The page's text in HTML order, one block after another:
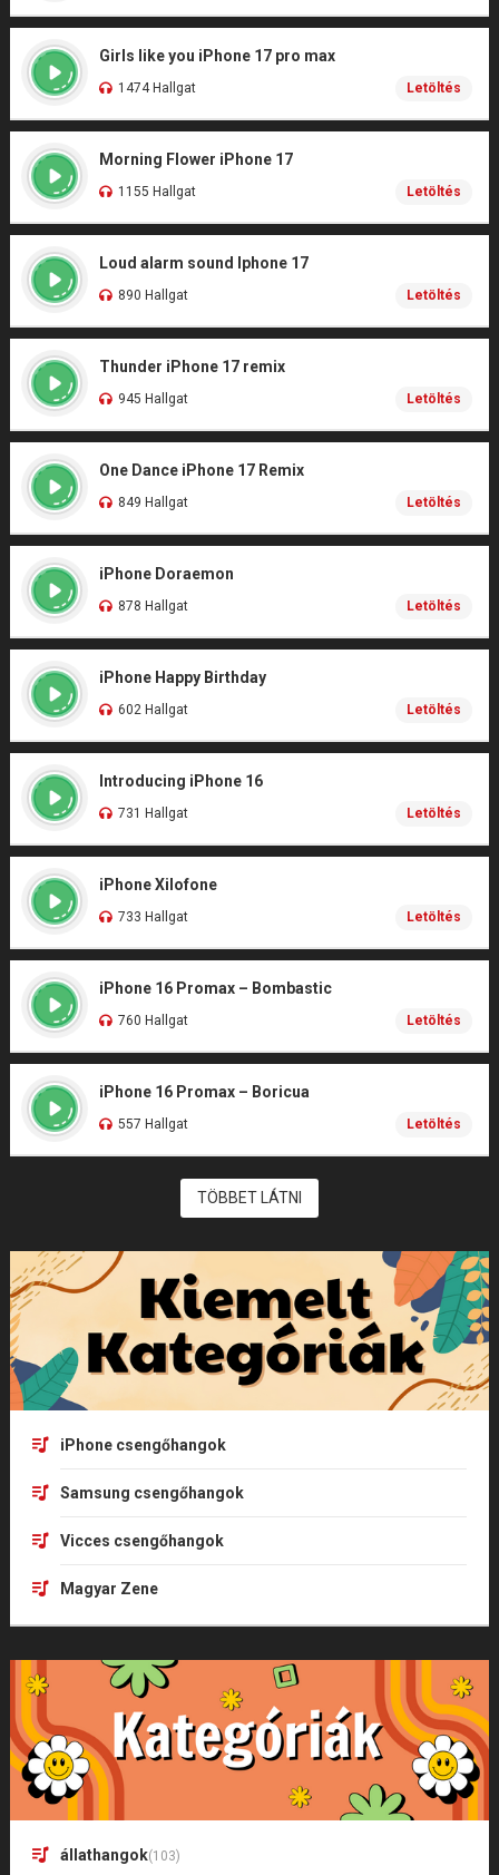
Girls like you iPhone 17 pro max
1474 Hallgat Letöltés
Morning Flower iPhone 17
1155 Hallgat Letöltés
Loud alarm sound Iphone 17
890 Hallgat Letöltés
Thunder iPhone 17 remix
945 Hallgat Letöltés
One Dance iPhone 17 Remix
849 Hallgat Letöltés
iPhone Doraemon
878 Hallgat Letöltés
iPhone Happy Birthday
602 Hallgat Letöltés
Introducing iPhone 16
731 Hallgat Letöltés
iPhone Xilofone
733 Hallgat Letöltés
iPhone 16 Promax – Bombastic
760 Hallgat Letöltés
iPhone 16 Promax – Boricua
557 Hallgat Letöltés
TÖBBET LÁTNI
iPhone csengőhangok
Samsung csengőhangok
Vicces csengőhangok
Magyar Zene
állathangok(103)